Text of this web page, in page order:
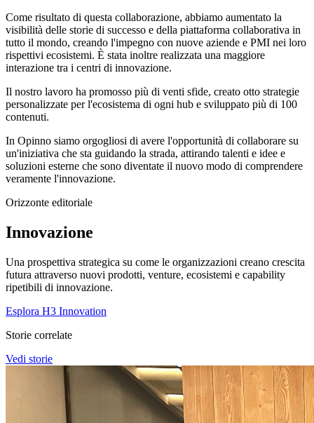
Come risultato di questa collaborazione, abbiamo aumentato la
visibilità delle storie di successo e della piattaforma collaborativa in
tutto il mondo, creando l'impegno con nuove aziende e PMI nei loro
rispettivi ecosistemi. È stata inoltre realizzata una maggiore
interazione tra i centri di innovazione.
Il nostro lavoro ha promosso più di venti sfide, creato otto strategie
personalizzate per l'ecosistema di ogni hub e sviluppato più di 100
contenuti.
In Opinno siamo orgogliosi di avere l'opportunità di collaborare su
un'iniziativa che sta guidando la strada, attirando talenti e idee e
soluzioni esterne che sono diventate il nuovo modo di comprendere
veramente l'innovazione.
Orizzonte editoriale
Innovazione
Una prospettiva strategica su come le organizzazioni creano crescita
futura attraverso nuovi prodotti, venture, ecosistemi e capability
ripetibili di innovazione.
Esplora H3 Innovation
Storie correlate
Vedi storie